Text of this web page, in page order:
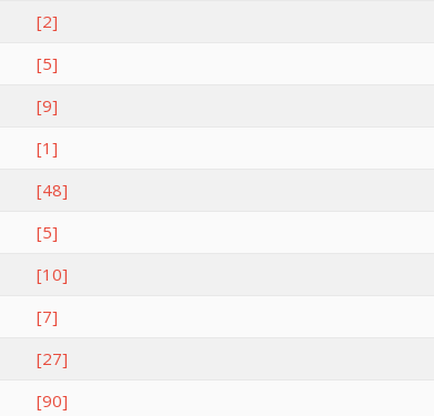
[2]
[5]
[9]
[1]
[48]
[5]
[10]
[7]
[27]
[90]